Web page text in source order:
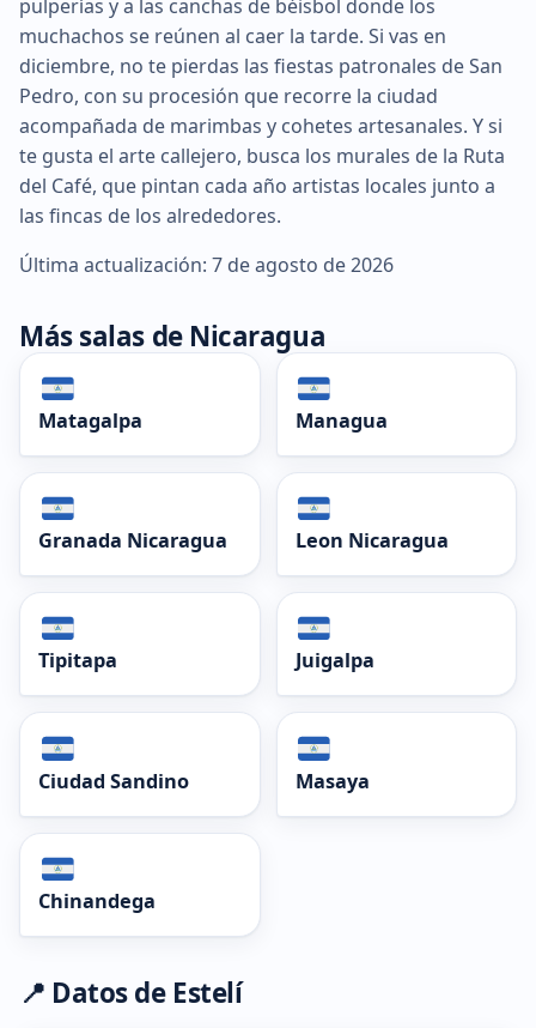
pulperías y a las canchas de béisbol donde los
muchachos se reúnen al caer la tarde. Si vas en
diciembre, no te pierdas las fiestas patronales de San
Pedro, con su procesión que recorre la ciudad
acompañada de marimbas y cohetes artesanales. Y si
te gusta el arte callejero, busca los murales de la Ruta
del Café, que pintan cada año artistas locales junto a
las fincas de los alrededores.
Última actualización: 7 de agosto de 2026
Más salas de Nicaragua
Matagalpa Managua
Granada Nicaragua Leon Nicaragua
Tipitapa Juigalpa
Ciudad Sandino Masaya
Chinandega
📍 Datos de Estelí